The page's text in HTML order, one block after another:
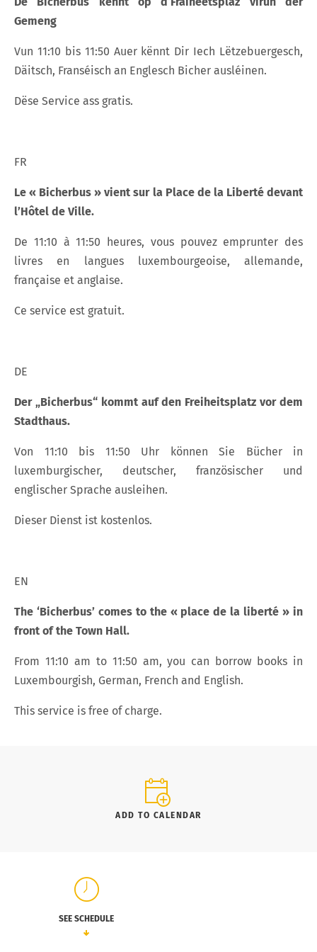
Gemeng
Vun 11:10 bis 11:50 Auer kënnt Dir Iech Lëtzebuergesch,
Däitsch, Franséisch an Englesch Bicher ausléinen.
Dëse Service ass gratis.
FR
Le « Bicherbus » vient sur la Place de la Liberté devant
l’Hôtel de Ville.
De 11:10 à 11:50 heures, vous pouvez emprunter des
livres en langues luxembourgeoise, allemande,
française et anglaise.
Ce service est gratuit.
DE
Der „Bicherbus“ kommt auf den Freiheitsplatz vor dem
Stadthaus.
Von 11:10 bis 11:50 Uhr können Sie Bücher in
luxemburgischer, deutscher, französischer und
englischer Sprache ausleihen.
Dieser Dienst ist kostenlos.
EN
The ‘Bicherbus’ comes to the « place de la liberté » in
front of the Town Hall.
From 11:10 am to 11:50 am, you can borrow books in
Luxembourgish, German, French and English.
This service is free of charge.
ADD TO CALENDAR
SEE SCHEDULE